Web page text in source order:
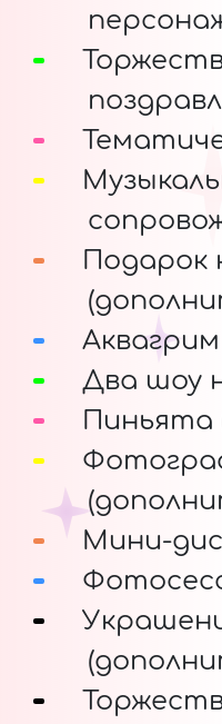
Подарок
Два шоу
Пиньята
Мини-